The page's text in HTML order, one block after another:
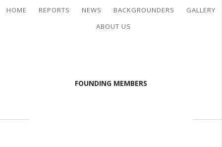
HOME REPORTS NEWS BACKGROUNDERS
GALLERY
ABOUT US
FOUNDING MEMBERS